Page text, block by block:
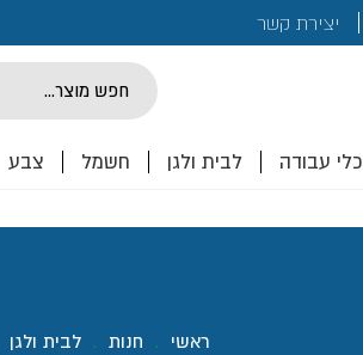
יצירת קשרלכם!
Products
search
כלי עבודה לבית ולגן חשמל צבע
ראשי . חנות . לבית ולגן